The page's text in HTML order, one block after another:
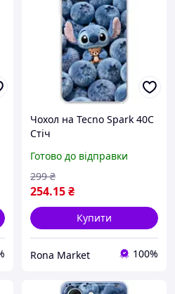
Чохол на Tecno Spark 40C
Стіч
Готово до відправки
254.15₴
299 ₴
Купити
Rona Market 100%